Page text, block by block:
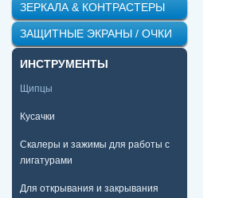
ЗЕРКАЛА & КОНТРАСТЕРЫ
ЗАЩИТНЫЕ ЭКРАНЫ / ОЧКИ
ИНСТРУМЕНТЫ
Щипцы
Кусачки
Скалеры и зажимы для работы с
лигатурами
Для открывания и закрывания